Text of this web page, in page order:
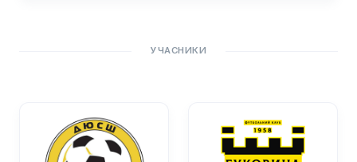
УЧАСНИКИ